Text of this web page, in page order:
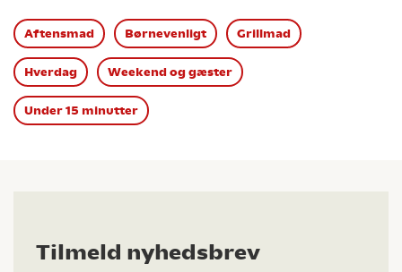
Aftensmad Børnevenligt Grillmad
Hverdag Weekend og gæster
Under 15 minutter
Tilmeld nyhedsbrev